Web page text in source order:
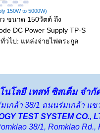
150W to 5000W)
ว ขนาด 150วัตต์ ถึง
DC Power Supply TP-S
วไป: แหล่งจ่ายไฟตระกูล
นโลยี เทสท์ ซิสเต็ม จำ
เกล้า 38/1 ถนนร่มเกล้า แ
TEST SYSTEM CO.,
38/1, Romklao